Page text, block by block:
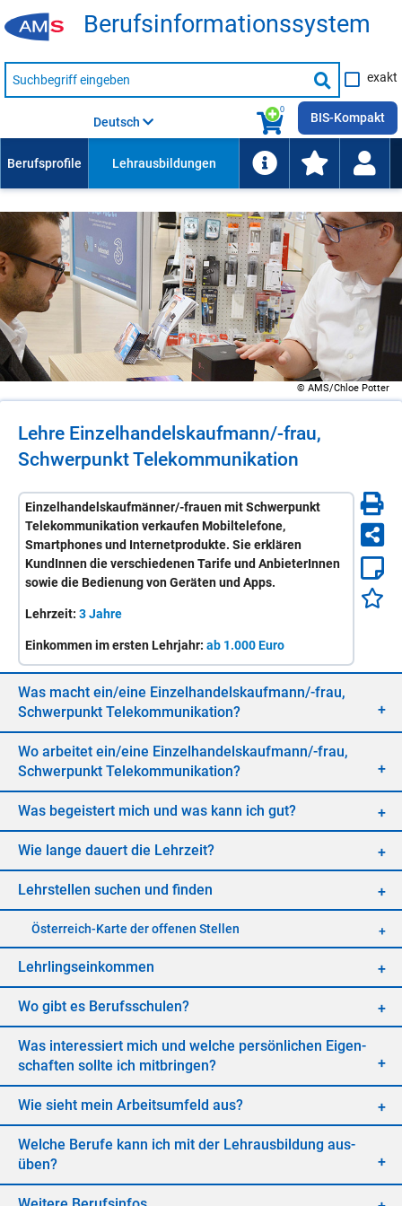
Be­rufs­in­for­ma­ti­ons­sys­tem
Suche
nach
Suche
starten
exakt
0
Deutsch BIS-Kompakt
© AMS/Chloe Potter
Lehre Ein­zel­han­dels­kauf­mann/-​frau,
Schwer­punkt Te­le­kom­mu­ni­ka­ti­on
Einzelhandelskaufmänner/-frauen mit Schwerpunkt
Telekommunikation verkaufen Mobiltelefone,
Smartphones und Internetprodukte. Sie erklären
KundInnen die verschiedenen Tarife und AnbieterInnen
sowie die Bedienung von Geräten und Apps.
Lehrzeit: 3 Jahre
Einkommen im ersten Lehrjahr: ab 1.000 Euro
Was macht ein/​eine Ein­zel­han­dels­kauf­mann/-​frau,
Schwer­punkt Te­le­kom­mu­ni­ka­ti­on?
Wo ar­bei­tet ein/​eine Ein­zel­han­dels­kauf­mann/-​frau,
Schwer­punkt Te­le­kom­mu­ni­ka­ti­on?
Was be­geis­tert mich und was kann ich gut?
Wie lan­ge dau­ert die Lehr­zeit?
Lehr­stel­len su­chen und fin­den
Öster­reich-Kar­te der of­fe­nen Stel­len
Lehr­lings­ein­kom­men
Wo gibt es Be­rufs­schu­len?
Was in­ter­es­siert mich und wel­che per­sön­li­chen Ei­gen­
schaf­ten soll­te ich mit­brin­gen?
Wie sieht mein Ar­beits­um­feld aus?
Wel­che Be­ru­fe kann ich mit der Lehr­aus­bil­dung aus­
üben?